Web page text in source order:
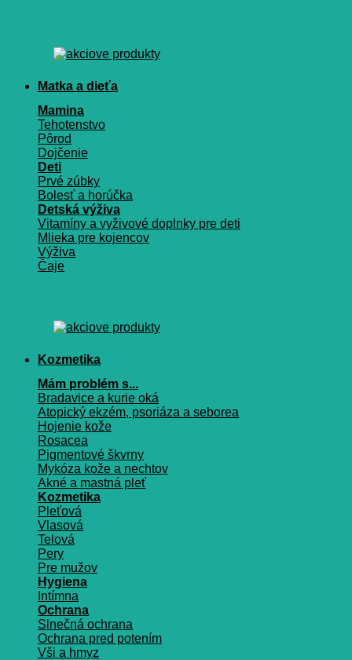
Matka a dieťa
Mamina
Tehotenstvo
Pôrod
Dojčenie
Deti
Prvé zúbky
Bolesť a horúčka
Detská výživa
Vitamíny a vyživové doplnky pre deti
Mlieka pre kojencov
Výživa
Čaje
Kozmetika
Mám problém s...
Bradavice a kurie oká
Atopický ekzém, psoriáza a seborea
Hojenie kože
Rosacea
Pigmentové škvrny
Mykóza kože a nechtov
Akné a mastná pleť
Kozmetika
Pleťová
Vlasová
Telová
Pery
Pre mužov
Hygiena
Intímna
Ochrana
Slnečná ochrana
Ochrana pred potením
Vši a hmyz